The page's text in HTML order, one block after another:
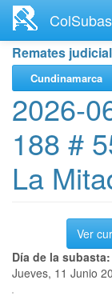
contenido
principal
Remates
Cundinamarca
2026-
188 #
La
Ver
Día de la subasta:
Jueves, 11 Junio